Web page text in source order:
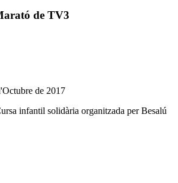
de TV3
de 2017
infantil solidària organitzada per Besalú